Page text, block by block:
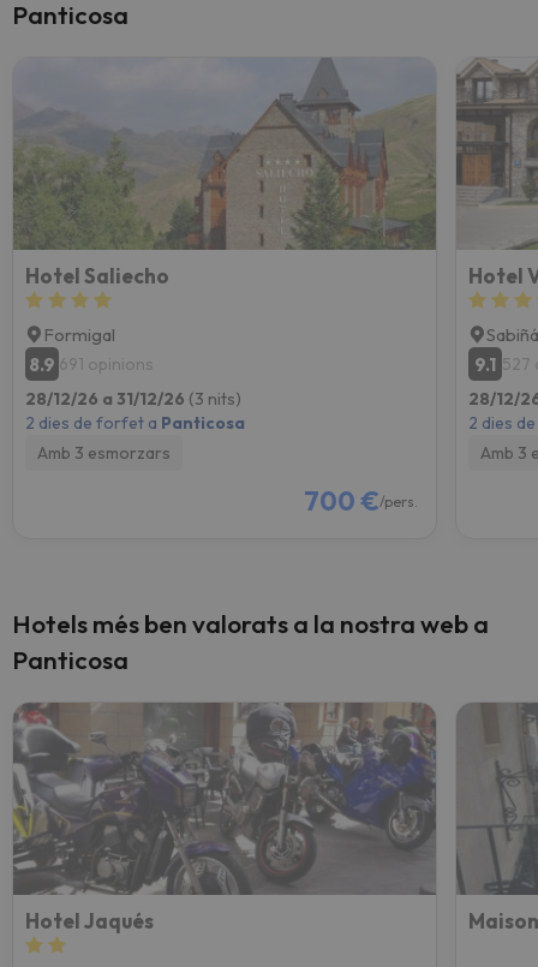
Panticosa
Hotel Saliecho
Formigal
8.9 691 opinions
28/12/26 a 31/12/26 (3 nits)
2 dies de forfet a Panticosa
Amb 3 esmorzars
700 €/pers.
Hotel
9.1 527
28/12/
2 dies
Amb 3
Hotels més ben valorats a la nostra web a
Panticosa
Hotel Jaqués